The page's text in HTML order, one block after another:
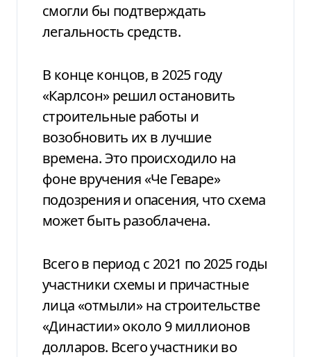
смогли бы подтверждать
легальность средств.
В конце концов, в 2025 году
«Карлсон» решил остановить
строительные работы и
возобновить их в лучшие
времена. Это происходило на
фоне вручения «Че Геваре»
подозрения и опасения, что схема
может быть разоблачена.
Всего в период с 2021 по 2025 годы
участники схемы и причастные
лица «отмыли» на строительстве
«Династии» около 9 миллионов
долларов. Всего участники во